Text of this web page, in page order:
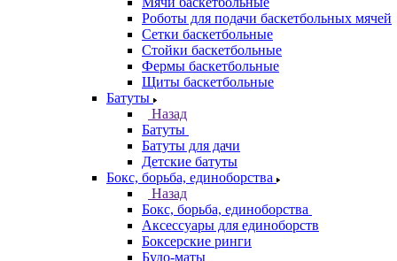
Роботы для подачи баскетбольных мячей
Сетки баскетбольные
Стойки баскетбольные
Фермы баскетбольные
Щиты баскетбольные
Батуты
Назад
Батуты
Батуты для дачи
Детские батуты
Бокс, борьба, единоборства
Назад
Бокс, борьба, единоборства
Аксессуары для единоборств
Боксерские ринги
Будо-маты